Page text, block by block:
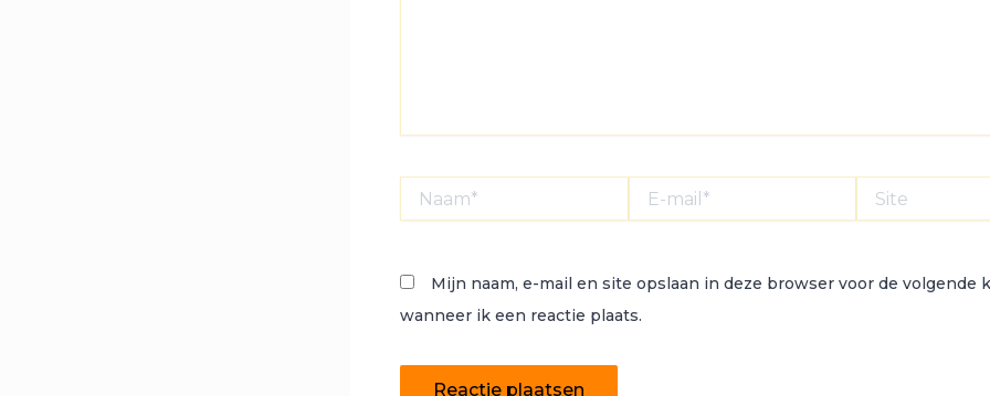
mail*
Mijn naam, e-mail en site opslaan in deze browser voor de volgende
wanneer ik een reactie plaats.